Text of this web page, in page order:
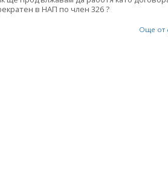
в НАП по член 326 ?
Още от